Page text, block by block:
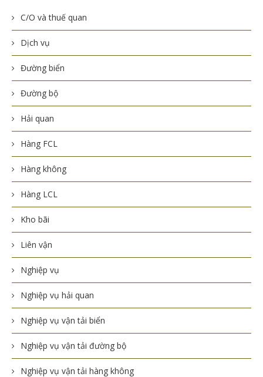
C/O và thuế quan
Dịch vụ
Đường biển
Đường bộ
Hải quan
Hàng FCL
Hàng không
Hàng LCL
Kho bãi
Liên vận
Nghiệp vụ
Nghiệp vụ hải quan
Nghiệp vụ vận tải biển
Nghiệp vụ vận tải đường bộ
Nghiệp vụ vận tải hàng không